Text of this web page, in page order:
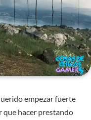
empezar fuerte
que hacer prestando